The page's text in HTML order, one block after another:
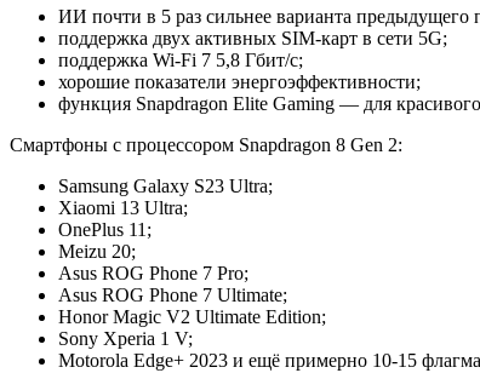
ИИ почти в 5 раз сильнее варианта предыдущего
поддержка двух активных SIM-карт в сети 5G;
поддержка Wi-Fi 7 5,8 Гбит/с;
хорошие показатели энергоэффективности;
функция Snapdragon Elite Gaming — для
Смартфоны с процессором Snapdragon 8 Gen 2:
Samsung Galaxy S23 Ultra;
Xiaomi 13 Ultra;
OnePlus 11;
Meizu 20;
Asus ROG Phone 7 Pro;
Asus ROG Phone 7 Ultimate;
Honor Magic V2 Ultimate Edition;
Sony Xperia 1 V;
Motorola Edge+ 2023 и ещё примерно 10-15